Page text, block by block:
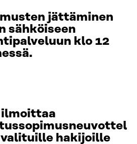
jättäminen
sähköiseen
klo 12
hakijoille